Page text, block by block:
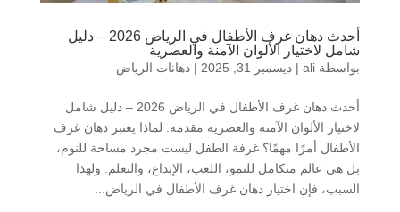
أحدث دهان غرف الأطفال في الرياض 2026 – دليل
شامل لاختيار الألوان الآمنة والعصرية
بواسطة ali
| ديسمبر 31, 2025 | دهانات الرياض
أحدث دهان غرف الأطفال في الرياض 2026 – دليل شامل
لاختيار الألوان الآمنة والعصرية مقدمة: لماذا يعتبر دهان غرف
الأطفال أمرًا مهمًا؟ غرفة الطفل ليست مجرد مساحة للنوم،
بل هي عالم متكامل للنمو، اللعب، الإبداع، والتعلم. ولهذا
السبب، فإن اختيار دهان غرف الأطفال في الرياض...